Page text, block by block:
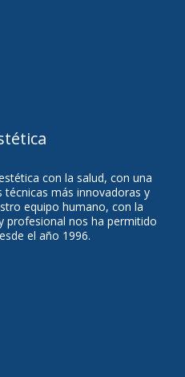
con la salud, con una
técnicas más innovadoras y
equipo humano, con la
profesional nos ha permitido
el año 1996.